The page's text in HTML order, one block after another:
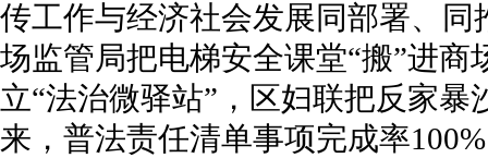
传工作与经济社会发展同部署、
场监管局把电梯安全课堂“搬”进
立“法治微驿站”，区妇联把反家
来，普法责任清单事项完成率